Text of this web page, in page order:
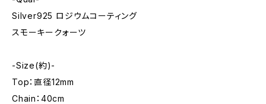
Silver925 ロジウムコーティング
スモーキークォーツ
-Size(約)-
Top：直径12mm
Chain：40cm